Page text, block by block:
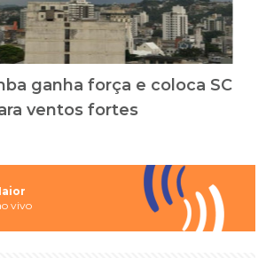
ganha força e coloca SC
ventos fortes
vivo